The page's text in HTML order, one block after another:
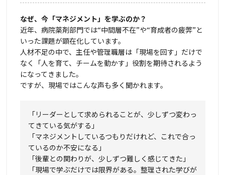
なぜ、今「マネジメント」を学ぶのか？
近年、病院薬剤部門では“中間層不在”や“育成者の疲弊”と
いった課題が顕在化しています。
人材不足の中で、主任や管理職層は「現場を回す」だけで
なく「人を育て、チームを動かす」役割を期待されるよう
になってきました。
ですが、現場ではこんな声も多く聞かれます。
「リーダーとして求められることが、少しずつ変わっ
てきている気がする」
「マネジメントしているつもりだけれど、これで合っ
ているのか不安になる」
「後輩との関わりが、少しずつ難しく感じてきた」
「現場で学ぶだけでは限界がある。整理された学びが